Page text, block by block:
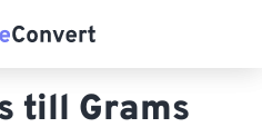
till Grams